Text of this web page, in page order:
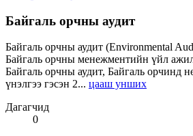
Байгаль орчны аудит
Байгаль орчны аудит (Environmental
Байгаль орчны менежментийн үйл
Байгаль орчны аудит, Байгаль орчинд
үнэлгээ гэсэн 2... цааш унших
Дагагчид
0